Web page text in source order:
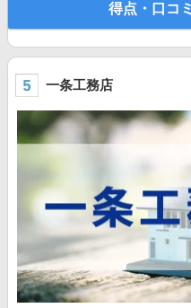
得点・口コ
一条工務店